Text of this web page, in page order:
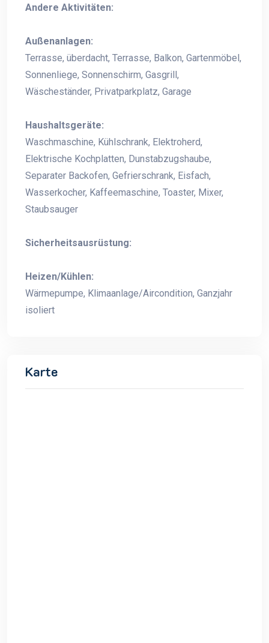
Andere Aktivitäten:
Außenanlagen:
Terrasse, überdacht, Terrasse, Balkon, Gartenmöbel,
Sonnenliege, Sonnenschirm, Gasgrill,
Wäscheständer, Privatparkplatz, Garage
Haushaltsgeräte:
Waschmaschine, Kühlschrank, Elektroherd,
Elektrische Kochplatten, Dunstabzugshaube,
Separater Backofen, Gefrierschrank, Eisfach,
Wasserkocher, Kaffeemaschine, Toaster, Mixer,
Staubsauger
Sicherheitsausrüstung:
Heizen/Kühlen:
Wärmepumpe, Klimaanlage/Aircondition, Ganzjahr
isoliert
Karte